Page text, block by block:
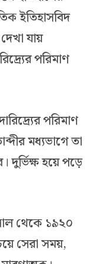
ইতিহাসবিদ
যায়
পরিমাণ
পরিমাণ
মধ্যভাগে তা
হয়ে পড়ে
থেকে ১৯২০
সেরা সময়,